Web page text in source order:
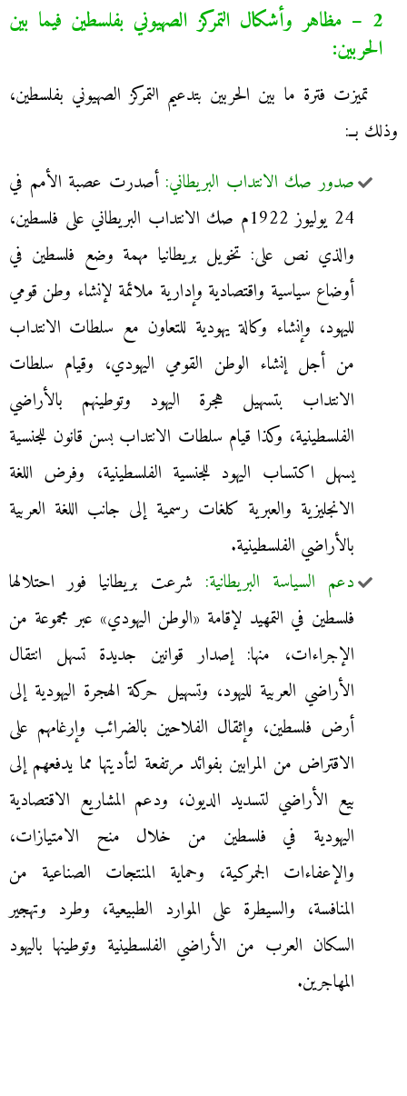
2 – مظاهر وأشكال التمركز الصهيوني بفلسطين فيما بين
الحربين:
تميزت فترة ما بين الحربين بتدعيم التمركز الصهيوني بفلسطين،
وذلك بــ:
صدور صك الانتداب البريطاني: أصدرت عصبة الأمم في
24 يوليوز 1922م صك الانتداب البريطاني على فلسطين،
والذي نص على: تخويل بريطانيا مهمة وضع فلسطين في
أوضاع سياسية واقتصادية وإدارية ملائمة لإنشاء وطن قومي
لليهود، وإنشاء وكالة يهودية للتعاون مع سلطات الانتداب
من أجل إنشاء الوطن القومي اليهودي، وقيام سلطات
الانتداب بتسهيل هجرة اليهود وتوطينهم بالأراضي
الفلسطينية، وكذا قيام سلطات الانتداب بسن قانون للجنسية
يسهل اكتساب اليهود للجنسية الفلسطينية، وفرض اللغة
الانجليزية والعبرية كلغات رسمية إلى جانب اللغة العربية
بالأراضي الفلسطينية.
دعم السياسة البريطانية: شرعت بريطانيا فور احتلالها
فلسطين في التمهيد لإقامة «الوطن اليهودي» عبر مجموعة من
الإجراءات، منها: إصدار قوانين جديدة تسهل انتقال
الأراضي العربية لليهود، وتسهيل حركة الهجرة اليهودية إلى
أرض فلسطين، وإثقال الفلاحين بالضرائب وإرغامهم على
الاقتراض من المرابين بفوائد مرتفعة لتأديتها مما يدفعهم إلى
بيع الأراضي لتسديد الديون، ودعم المشاريع الاقتصادية
اليهودية في فلسطين من خلال منح الامتيازات،
والإعفاءات الجمركية، وحماية المنتجات الصناعية من
المنافسة، والسيطرة على الموارد الطبيعية، وطرد وتهجير
السكان العرب من الأراضي الفلسطينية وتوطينها باليهود
المهاجرين.